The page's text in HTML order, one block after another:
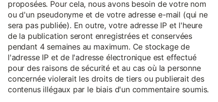
proposées. Pour cela, nous avons besoin de votre nom
ou d'un pseudonyme et de votre adresse e-mail (qui ne
sera pas publiée). En outre, votre adresse IP et l'heure
de la publication seront enregistrées et conservées
pendant 4 semaines au maximum. Ce stockage de
l'adresse IP et de l'adresse électronique est effectué
pour des raisons de sécurité et au cas où la personne
concernée violerait les droits de tiers ou publierait des
contenus illégaux par le biais d'un commentaire soumis.